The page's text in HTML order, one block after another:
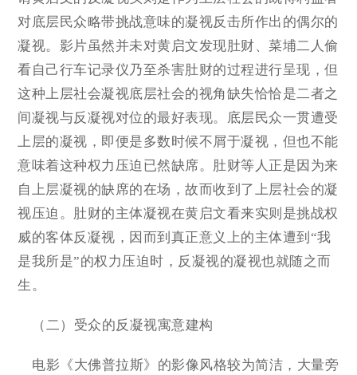
对底层民众略带挑战意味的凝视反击所作出的偶尔的
凝视。影片虽然并未对黄启文发现肚财、菜埔二人偷
看自己行车记录仪乃至杀害肚财的过程进行呈现，但
这种上层社会凝视底层社会的视角缺失恰恰是二者之
间凝视与反凝视对位的最好表现。底层民众一贯遭受
上层的凝视，即便是多数时候不屑于凝视，但也不能
意味着这种权力压迫已然缺席。肚财等人正是因为来
自上层凝视的缺席的在场，故而收到了上层社会的凝
视压迫。肚财的主体凝视在黄启文看来实则是挑战权
威的客体反凝视，因而到真正意义上的主体遭到“我
是我所是”的权力压迫时，反凝视的凝视也就随之而
生。
（二）受众的反凝视寓意建构
电影《大佛普拉斯》的影像风格较为简洁，大量旁